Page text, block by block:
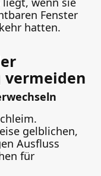
Fenster
hatten.
vermeiden
gelblichen,
Ausfluss
für